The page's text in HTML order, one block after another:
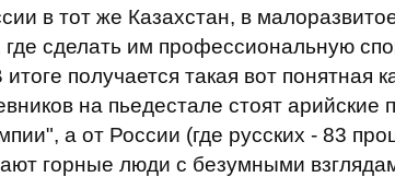
в тот же Казахстан, в
где сделать им профессиональную
получается такая вот понятная
на пьедестале стоят
а от России (где русских - 83
горные люди с безумными